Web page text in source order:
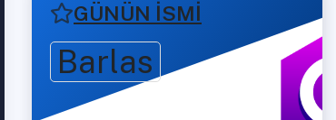
GÜNÜN İSMİ
Barlas